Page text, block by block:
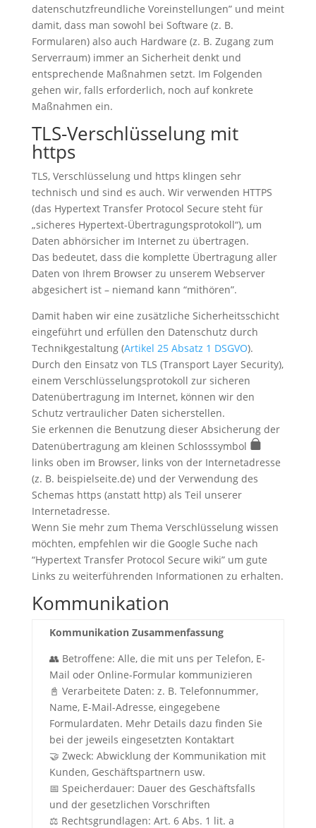
datenschutzfreundliche Voreinstellungen” und meint
damit, dass man sowohl bei Software (z. B.
Formularen) also auch Hardware (z. B. Zugang zum
Serverraum) immer an Sicherheit denkt und
entsprechende Maßnahmen setzt. Im Folgenden
gehen wir, falls erforderlich, noch auf konkrete
Maßnahmen ein.
TLS-Verschlüsselung mit
https
TLS, Verschlüsselung und https klingen sehr
technisch und sind es auch. Wir verwenden HTTPS
(das Hypertext Transfer Protocol Secure steht für
„sicheres Hypertext-Übertragungsprotokoll“), um
Daten abhörsicher im Internet zu übertragen.
Das bedeutet, dass die komplette Übertragung aller
Daten von Ihrem Browser zu unserem Webserver
abgesichert ist – niemand kann “mithören”.
Damit haben wir eine zusätzliche Sicherheitsschicht
eingeführt und erfüllen den Datenschutz durch
Technikgestaltung (Artikel 25 Absatz 1 DSGVO).
Durch den Einsatz von TLS (Transport Layer Security),
einem Verschlüsselungsprotokoll zur sicheren
Datenübertragung im Internet, können wir den
Schutz vertraulicher Daten sicherstellen.
Sie erkennen die Benutzung dieser Absicherung der
Datenübertragung am kleinen Schlosssymbol
links oben im Browser, links von der Internetadresse
(z. B. beispielseite.de) und der Verwendung des
Schemas https (anstatt http) als Teil unserer
Internetadresse.
Wenn Sie mehr zum Thema Verschlüsselung wissen
möchten, empfehlen wir die Google Suche nach
“Hypertext Transfer Protocol Secure wiki” um gute
Links zu weiterführenden Informationen zu erhalten.
Kommunikation
Kommunikation Zusammenfassung
👥 Betroffene: Alle, die mit uns per Telefon, E-
Mail oder Online-Formular kommunizieren
📓 Verarbeitete Daten: z. B. Telefonnummer,
Name, E-Mail-Adresse, eingegebene
Formulardaten. Mehr Details dazu finden Sie
bei der jeweils eingesetzten Kontaktart
🤝 Zweck: Abwicklung der Kommunikation mit
Kunden, Geschäftspartnern usw.
📅 Speicherdauer: Dauer des Geschäftsfalls
und der gesetzlichen Vorschriften
⚖️ Rechtsgrundlagen: Art. 6 Abs. 1 lit. a